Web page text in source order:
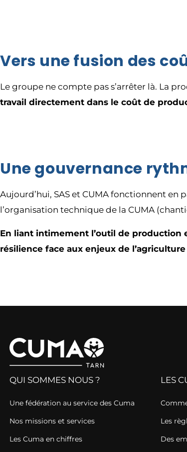
Vers une fusion des
Le groupe ne compte pas s’arrêter là. La
travail directement dans le coût de
Une gouvernance
Aujourd’hui, SAS et CUMA fonctionnent
l’organisation technique de la CUMA
En liant intimement l’outil de production
résilience face aux enjeux de
QUI SOMMES NOUS ?
Une fédération au service des Cuma
Nos missions et services
Les Cuma en chiffres
LES
Les
Des